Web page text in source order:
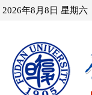
2026年8月8日 星期六